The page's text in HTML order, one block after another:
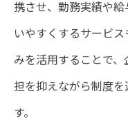
携させ、勤務実績や
いやすくするサービ
みを活用することで
担を抑えながら制度
す。